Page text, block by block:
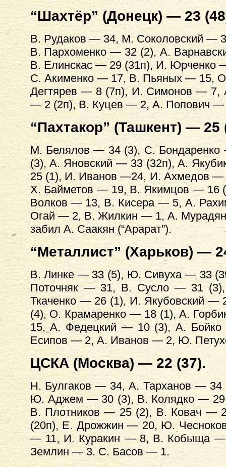
“Шахтёр” (Донецк) — 23
В. Рудаков — 34, М. Соколовский —
В. Пархоменко — 32 (2), А.
В. Елинскас — 29 (31п), И.
С. Акименко — 17, В. Пьяных — 15,
Дегтярев — 8 (7п), И. Симонов —
— 2 (2п), В. Куцев — 2, А. Попович —
“Пахтакор” (Ташкент) — 25
М. Белялов — 34 (3), С.
(3), А. Яновский — 33 (32п), А.
25 (1), И. Иванов —24, И. Ахмедов
X. Байметов — 19, В. Якимцов —
Волков — 13, В. Кисера — 5, А.
Огай — 2, В. Жилкин — 1, А.
забил А. Саакян (“Арарат”).
“Металлист” (Харьков) —
В. Линке — 33 (5), Ю. Сивуха — 33
Поточняк — 31, В. Сусло — 31
Ткаченко — 26 (1), И. Якубовский
(4), О. Крамаренко — 18 (1), А.
15, А. Федецкий — 10 (3), А.
Есипов — 2, А. Иванов — 2, Ю.
ЦСКА (Москва) — 22 (37).
Н. Булгаков — 34, А. Тарханов —
Ю. Аджем — 30 (3), В. Колядко —
В. Плотников — 25 (2), В. Ковач —
(20п), Е. Дрожжин — 20, Ю.
— 11, И. Куракин — 8, В. Кобыща
Землин — 3. С. Басов — 1.